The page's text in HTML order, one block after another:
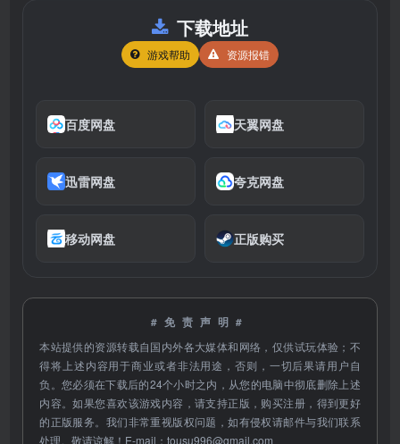
下载地址
游戏帮助 资源报错
百度网盘 天翼网盘
迅雷网盘 夸克网盘
移动网盘 正版购买
#免责声明#
本站提供的资源转载自国内外各大媒体和网络，仅供试玩体验；不
得将上述内容用于商业或者非法用途，否则，一切后果请用户自
负。您必须在下载后的24个小时之内，从您的电脑中彻底删除上述
内容。如果您喜欢该游戏内容，请支持正版，购买注册，得到更好
的正版服务。我们非常重视版权问题，如有侵权请邮件与我们联系
处理。敬请谅解！E-mail：tousu996@gmail.com